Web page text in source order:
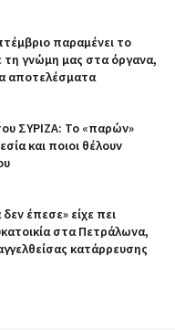
παραμένει το
γνώμη μας στα όργανα,
αποτελέσματα
ΣΥΡΙΖΑ: Το «παρών»
και ποιοι θέλουν
δεν έπεσε» είχε πει
στα Πετράλωνα,
κατάρρευσης